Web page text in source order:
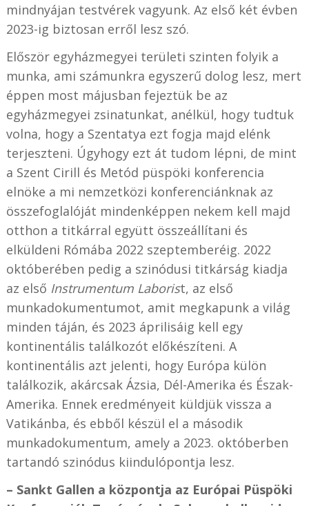
mindnyájan testvérek vagyunk. Az első két évben
2023-ig biztosan erről lesz szó.
Először egyházmegyei területi szinten folyik a
munka, ami számunkra egyszerű dolog lesz, mert
éppen most májusban fejeztük be az
egyházmegyei zsinatunkat, anélkül, hogy tudtuk
volna, hogy a Szentatya ezt fogja majd elénk
terjeszteni. Úgyhogy ezt át tudom lépni, de mint
a Szent Cirill és Metód püspöki konferencia
elnöke a mi nemzetközi konferenciánknak az
összefoglalóját mindenképpen nekem kell majd
otthon a titkárral együtt összeállítani és
elküldeni Rómába 2022 szeptemberéig. 2022
októberében pedig a szinódusi titkárság kiadja
az első Instrumentum Laborist, az első
munkadokumentumot, amit megkapunk a világ
minden táján, és 2023 áprilisáig kell egy
kontinentális találkozót előkészíteni. A
kontinentális azt jelenti, hogy Európa külön
találkozik, akárcsak Ázsia, Dél-Amerika és Észak-
Amerika. Ennek eredményeit küldjük vissza a
Vatikánba, és ebből készül el a második
munkadokumentum, amely a 2023. októberben
tartandó szinódus kiindulópontja lesz.
– Sankt Gallen a központja az Európai Püspöki